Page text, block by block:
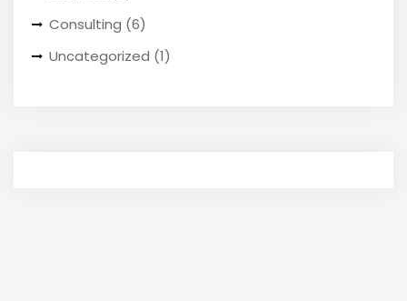
Consulting (6)
Uncategorized (1)